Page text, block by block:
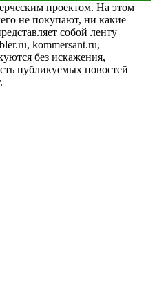
проектом. На этом
не покупают, ни какие
собой ленту
kommersant.ru,
без искажения,
публикуемых новостей